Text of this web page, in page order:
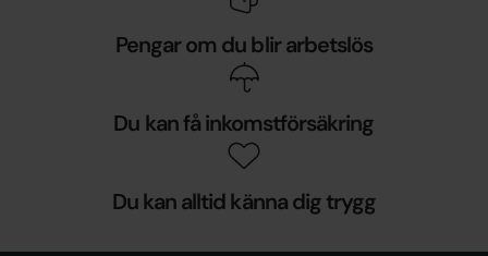
Pengar om du blir arbetslös
Du kan få inkomstförsäkring
Du kan alltid känna dig trygg